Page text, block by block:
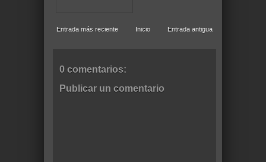
Entrada más reciente Entrada antigua
Inicio
0 comentarios:
Publicar un comentario